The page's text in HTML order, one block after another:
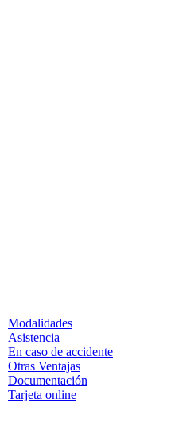
Modalidades
Asistencia
En caso de accidente
Otras Ventajas
Documentación
Tarjeta online